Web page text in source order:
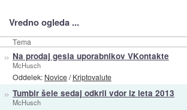
Vredno ogleda ...
Tema
» Na prodaj gesla uporabnikov VKontakte
McHusch
Oddelek: Novice/Kriptovalute
» Tumblr šele sedaj odkril vdor iz leta 2013
McHusch